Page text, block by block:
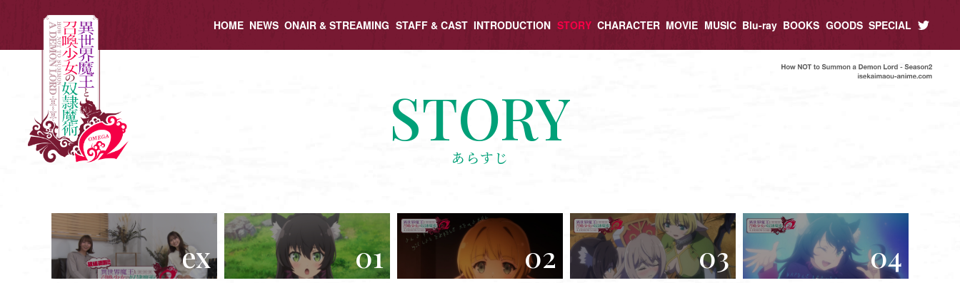
HOME NEWS ONAIR & STREAMING STAFF & CAST INTRODUCTION STORY CHARACTER MOVIE MUSIC Blu-ray BOOKS GOODS SPECIAL
STORY
あらすじ
ex 01 02 03
04